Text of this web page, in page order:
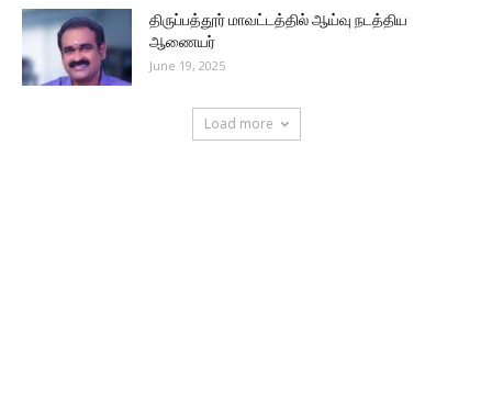
திருப்பத்தூர் மாவட்டத்தில் ஆய்வு நடத்திய
ஆணையர்
June 19, 2025
Load more